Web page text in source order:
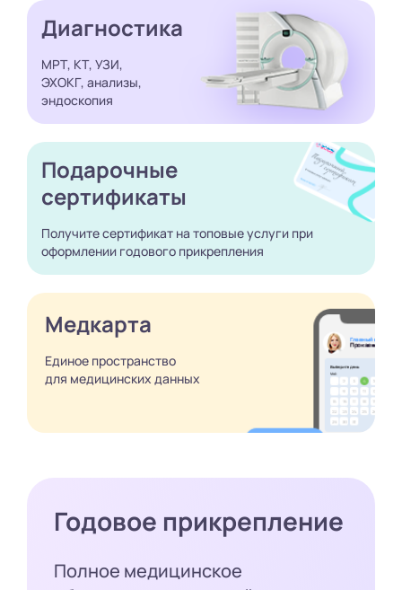
Диагностика
МРТ, КТ, УЗИ,
ЭХОКГ, анализы,
эндоскопия
Подарочные
сертификаты
Получите сертификат на топовые услуги при
оформлении годового прикрепления
Медкарта
Единое пространство
для медицинских данных
Годовое прикрепление
Полное медицинское